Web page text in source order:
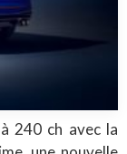
240 ch avec la